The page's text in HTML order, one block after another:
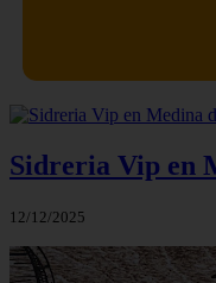
Sidreria Vip en
12/12/2025